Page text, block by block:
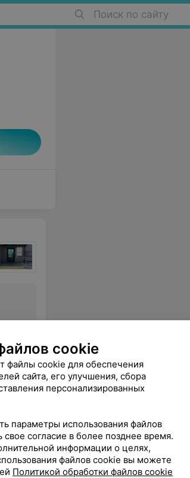
Поиск по сайту
Еще
cookie
файлы cookie для обеспечения
сайта, его улучшения, сбора
персонализированных
параметры использования файлов
согласие в более позднее время.
информации о целях,
файлов cookie вы можете
Политикой обработки файлов cookie